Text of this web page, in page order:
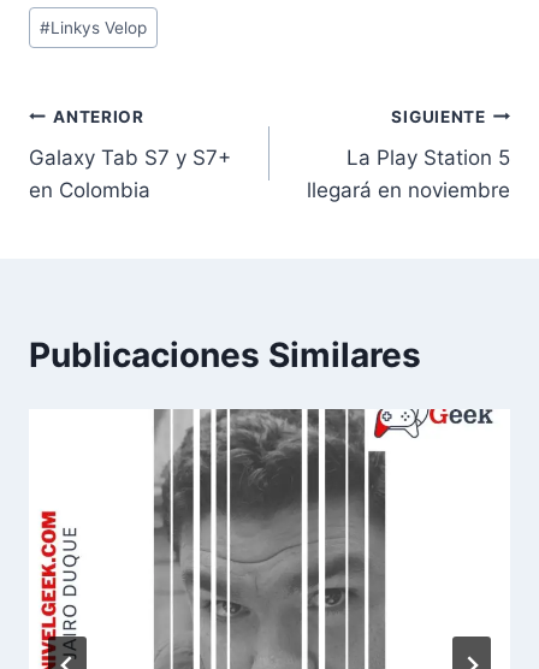
Etiquetas
de
entrada:
#Linkys Velop
Navegación
de
ANTERIOR
Galaxy Tab S7 y S7+
en Colombia
SIGUIENTE
La Play Station 5
llegará en noviembre
Publicaciones Similares